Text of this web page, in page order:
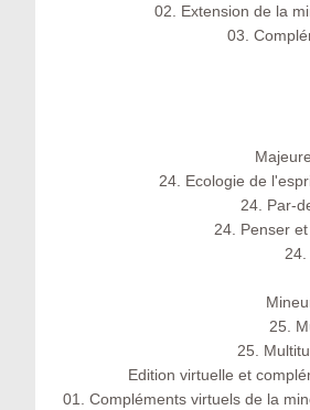
02. Extension de la
03.
24. Ecologie de
24. Par-
24. Penser
25.
25.
Edition virtuelle et
01. Compléments virtuels de la